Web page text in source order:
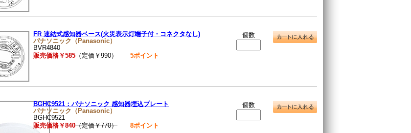
FR 速結式感知器ベース(火災表示灯端子付・コネクタなし)
パナソニック（Panasonic）
BVR4840
販売価格￥585（定価￥990） 5ポイント
個数
BGHC9521：パナソニック 感知器埋込プレート
パナソニック（Panasonic）
BGHC9521
販売価格￥840（定価￥770） 8ポイント
個数